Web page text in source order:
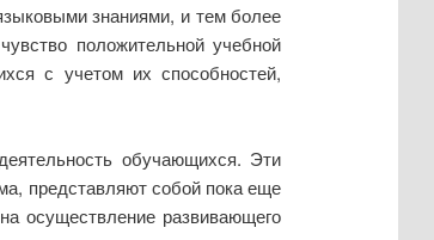
знаниями, и тем более
положительной учебной
с учетом их способностей,
обучающихся. Эти
представляют собой пока еще
осуществление развивающего